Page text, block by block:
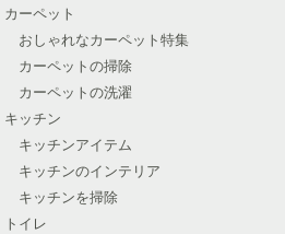
カーペット
おしゃれなカーペット特集
カーペットの掃除
カーペットの洗濯
キッチン
キッチンアイテム
キッチンのインテリア
キッチンを掃除
トイレ